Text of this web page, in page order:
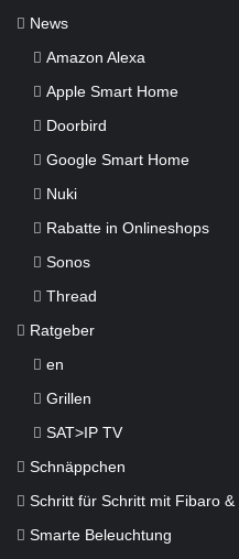
News
Amazon Alexa
Apple Smart Home
Doorbird
Google Smart Home
Nuki
Rabatte in Onlineshops
Sonos
Thread
Ratgeber
en
Grillen
SAT>IP TV
Schnäppchen
Schritt für Schritt mit Fibaro &
Smarte Beleuchtung